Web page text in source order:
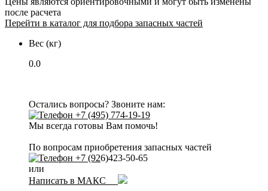
после расчета
Перейти в каталог для подбора запасных частей
Вес (кг)
0.0
Остались вопросы? Звоните нам:
+7 (495) 774-19-19
Мы всегда готовы Вам помочь!
По вопросам приобретения запасных частей
+7 (926)423-50-65
или
Написать в МАКС